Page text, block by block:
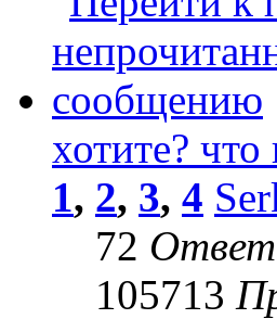
хотите? что
1, 2, 3, 4
72
105713